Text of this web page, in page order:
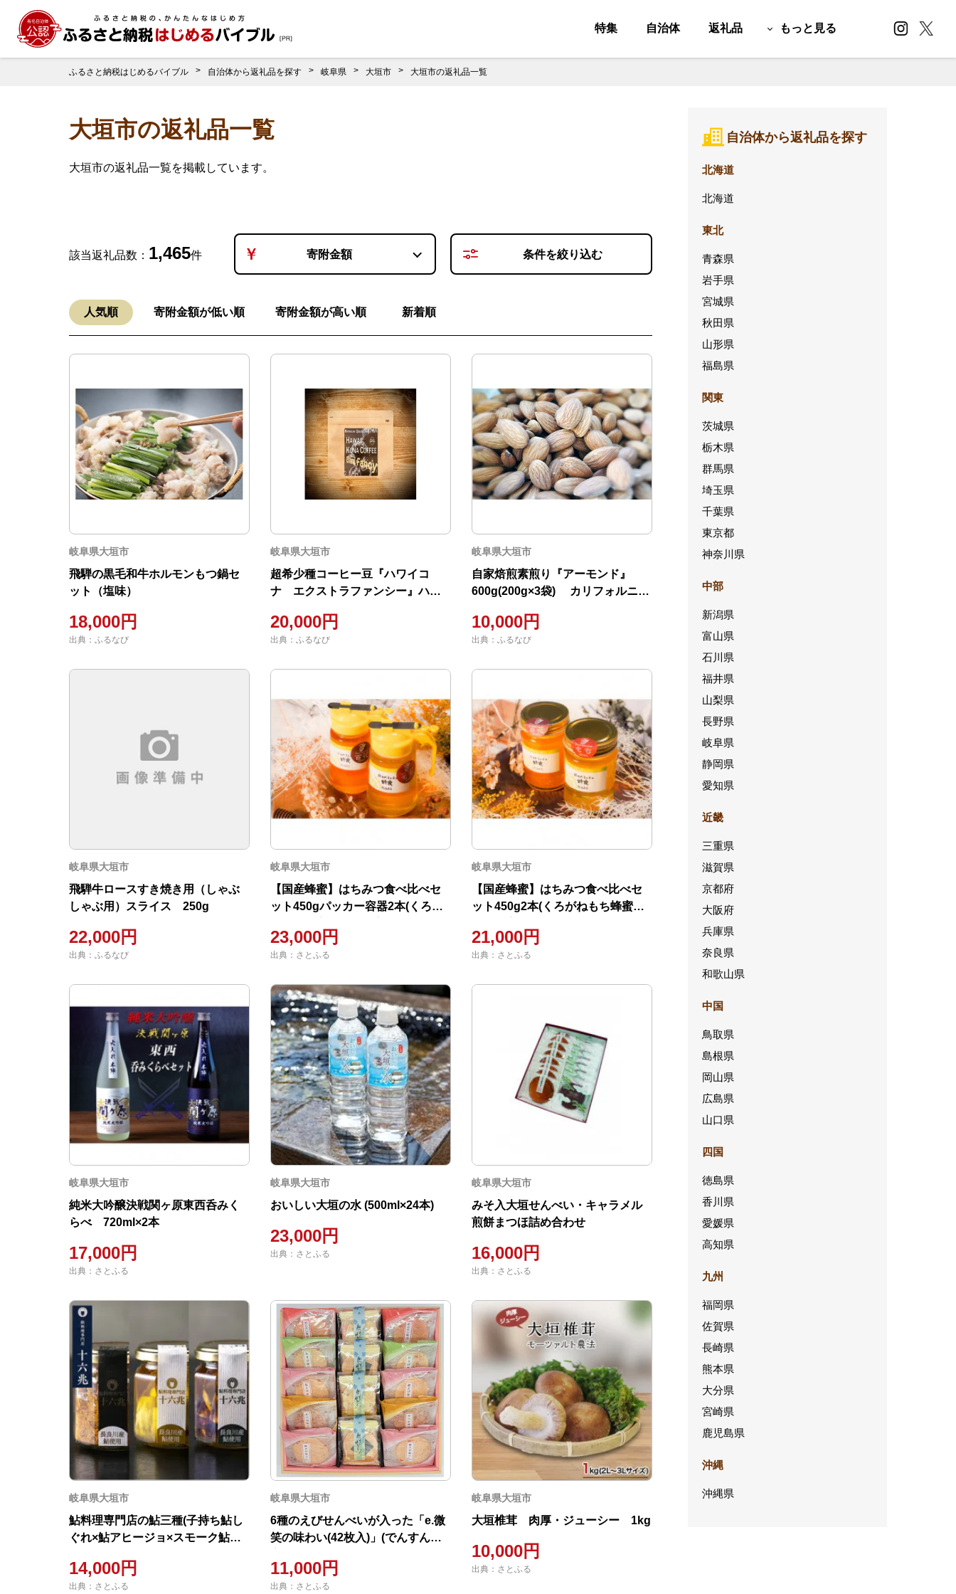
特集 自治体 返礼品 もっと見る
ふるさと納税はじめるバイブル 自治体から返礼品を探す 岐阜県 大垣市 大垣市の返礼品一覧
大垣市の返礼品一覧
大垣市の返礼品一覧を掲載しています。
該当返礼品数： 1,465件 寄附金額 条件を絞り込む
人気順 寄附金額が低い順 寄附金額が高い順 新着順
岐阜県大垣市
飛騨の黒毛和牛ホルモンもつ鍋セ
ット（塩味）
18,000円
出典：ふるなび
岐阜県大垣市
超希少種コーヒー豆『ハワイコ
ナ エクストラファンシー』ハワ
20,000円
出典：ふるなび
岐阜県大垣市
自家焙煎素煎り『アーモンド』
600g(200g×3袋) カリフォルニア
ロースト（浅煎り）】
10,000円
出典：ふるなび
岐阜県大垣市
飛騨牛ロースすき焼き用（しゃぶ
しゃぶ用）スライス 250g
22,000円
出典：ふるなび
岐阜県大垣市
【国産蜂蜜】はちみつ食べ比べセ
ット450gパッカー容器2本(くろが
23,000円
出典：さとふる
岐阜県大垣市
【国産蜂蜜】はちみつ食べ比べセ
ット450g2本(くろがねもち蜂蜜、
21,000円
出典：さとふる
岐阜県大垣市
純米大吟醸決戦関ヶ原東西呑みく
らべ 720ml×2本
17,000円
出典：さとふる
岐阜県大垣市
おいしい大垣の水 (500ml×24本)
23,000円
出典：さとふる
岐阜県大垣市
みそ入大垣せんべい・キャラメル
煎餅まつほ詰め合わせ
16,000円
出典：さとふる
岐阜県大垣市
鮎料理専門店の鮎三種(子持ち鮎し
ぐれ×鮎アヒージョ×スモーク鮎ア
14,000円
出典：さとふる
岐阜県大垣市
6種のえびせんべいが入った「e.微
笑の味わい(42枚入)」(でんすん堂
11,000円
出典：さとふる
岐阜県大垣市
大垣椎茸 肉厚・ジューシー 1kg
10,000円
出典：さとふる
自治体から返礼品を探す
北海道
北海道
東北
青森県
岩手県
宮城県
秋田県
山形県
福島県
関東
茨城県
栃木県
群馬県
埼玉県
千葉県
東京都
神奈川県
中部
新潟県
富山県
石川県
福井県
山梨県
長野県
岐阜県
静岡県
愛知県
近畿
三重県
滋賀県
京都府
大阪府
兵庫県
奈良県
和歌山県
中国
鳥取県
島根県
岡山県
広島県
山口県
四国
徳島県
香川県
愛媛県
高知県
九州
福岡県
佐賀県
長崎県
熊本県
大分県
宮崎県
鹿児島県
沖縄
沖縄県